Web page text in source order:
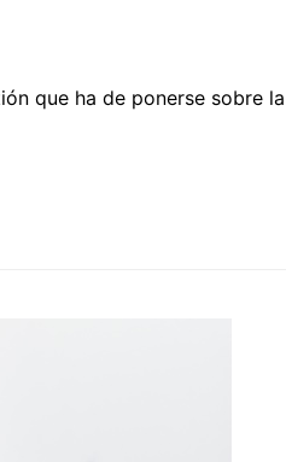
que ha de ponerse sobre